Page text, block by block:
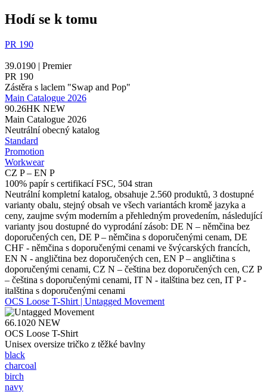
Hodí se k tomu
PR 190
39.0190 | Premier
PR 190
Zástěra s laclem "Swap and Pop"
Main Catalogue 2026
90.26HK NEW
Main Catalogue 2026
Neutrální obecný katalog
Standard
Promotion
Workwear
CZ P – EN P
100% papír s certifikací FSC, 504 stran
Neutrální kompletní katalog, obsahuje 2.560 produktů, 3 dostupné
varianty obalu, stejný obsah ve všech variantách kromě jazyka a
ceny, zaujme svým moderním a přehledným provedením, následující
varianty jsou dostupné do vyprodání zásob: DE N – němčina bez
doporučených cen, DE P – němčina s doporučenými cenam, DE
CHF - němčina s doporučenými cenami ve švýcarských francích,
EN N - angličtina bez doporučených cen, EN P – angličtina s
doporučenými cenami, CZ N – čeština bez doporučených cen, CZ P
– čeština s doporučenými cenami, IT N - italština bez cen, IT P -
italština s doporučenými cenami
OCS Loose T-Shirt | Untagged Movement
66.1020 NEW
OCS Loose T-Shirt
Unisex oversize tričko z těžké bavlny
black
charcoal
birch
navy